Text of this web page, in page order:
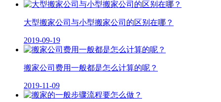
大型搬家公司与小型搬家公司的区别在哪？
2019-09-19
搬家公司费用一般都是怎么计算的呢？
2019-11-09